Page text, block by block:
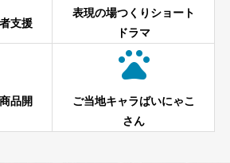
支援
表現の場つくりショート
ドラマ
品開

ご当地キャラばいにゃこ
さん